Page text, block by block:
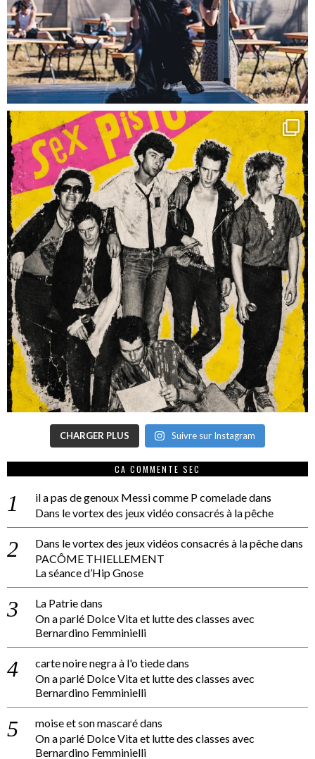
CHARGER PLUS Suivre sur Instagram
CA COMMENTE SEC
il a pas de genoux Messi comme P comeladedans
Dans le vortex des jeux vidéo consacrés à la pêche
Dans le vortex des jeux vidéos consacrés à la pêchedans
PACÔME THIELLEMENT
La séance d’Hip Gnose
La Patriedans
On a parlé Dolce Vita et lutte des classes avec
Bernardino Femminielli
carte noire negra à l'o tiededans
On a parlé Dolce Vita et lutte des classes avec
Bernardino Femminielli
moise et son mascarédans
On a parlé Dolce Vita et lutte des classes avec
Bernardino Femminielli